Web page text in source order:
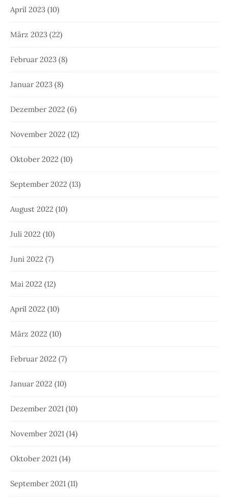
April 2023 (10)
März 2023 (22)
Februar 2023 (8)
Januar 2023 (8)
Dezember 2022 (6)
November 2022 (12)
Oktober 2022 (10)
September 2022 (13)
August 2022 (10)
Juli 2022 (10)
Juni 2022 (7)
Mai 2022 (12)
April 2022 (10)
März 2022 (10)
Februar 2022 (7)
Januar 2022 (10)
Dezember 2021 (10)
November 2021 (14)
Oktober 2021 (14)
September 2021 (11)